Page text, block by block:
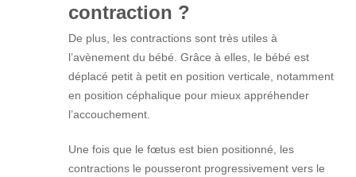
contraction ?
De plus, les contractions sont très utiles à
l’avènement du bébé. Grâce à elles, le bébé est
déplacé petit à petit en position verticale, notamment
en position céphalique pour mieux appréhender
l’accouchement.
Une fois que le fœtus est bien positionné, les
contractions le pousseront progressivement vers le